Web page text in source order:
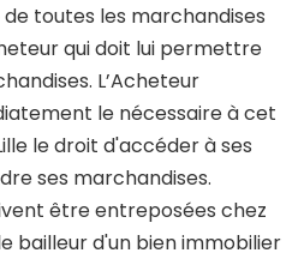
toutes les marchandises
qui doit lui permettre
L’Acheteur
le nécessaire à cet
le droit d'accéder à ses
ses marchandises.
être entreposées chez
bailleur d'un bien immobilier